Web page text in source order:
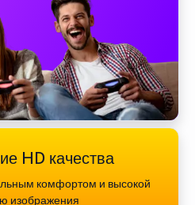
HD качества
комфортом и высокой
изображения